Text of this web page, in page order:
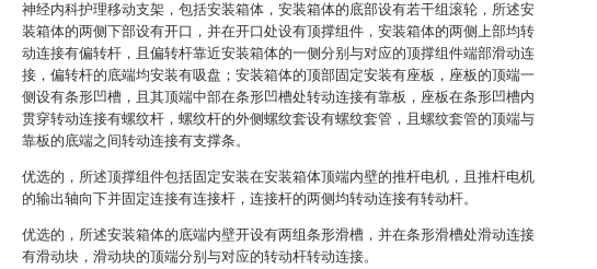
神经内科护理移动支架，包括安装箱体，安装箱体的底部设有若干组滚轮，所述安
装箱体的两侧下部设有开口，并在开口处设有顶撑组件，安装箱体的两侧上部均转
动连接有偏转杆，且偏转杆靠近安装箱体的一侧分别与对应的顶撑组件端部滑动连
接，偏转杆的底端均安装有吸盘；安装箱体的顶部固定安装有座板，座板的顶端一
侧设有条形凹槽，且其顶端中部在条形凹槽处转动连接有靠板，座板在条形凹槽内
贯穿转动连接有螺纹杆，螺纹杆的外侧螺纹套设有螺纹套管，且螺纹套管的顶端与
靠板的底端之间转动连接有支撑条。
优选的，所述顶撑组件包括固定安装在安装箱体顶端内壁的推杆电机，且推杆电机
的输出轴向下并固定连接有连接杆，连接杆的两侧均转动连接有转动杆。
优选的，所述安装箱体的底端内壁开设有两组条形滑槽，并在条形滑槽处滑动连接
有滑动块，滑动块的顶端分别与对应的转动杆转动连接。